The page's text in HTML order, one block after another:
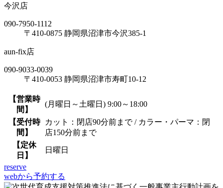
今沢店
090-7950-1112
〒410-0875 静岡県沼津市今沢385-1
aun-fix店
090-9033-0039
〒410-0053 静岡県沼津市寿町10-12
【営業時
間】
(月曜日～土曜日) 9:00～18:00
【受付時
間】
カット：閉店90分前まで / カラー・パーマ：閉
店150分前まで
【定休
日】
日曜日
reserve
webから予約する